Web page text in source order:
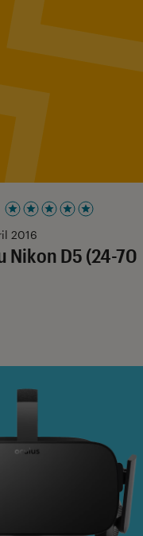
Nikon D5 (24-70
Noté 5 étoiles sur 5
2016